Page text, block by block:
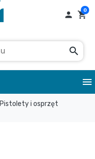
search
 shopping_cart
0
menu
Pistolety i osprzęt